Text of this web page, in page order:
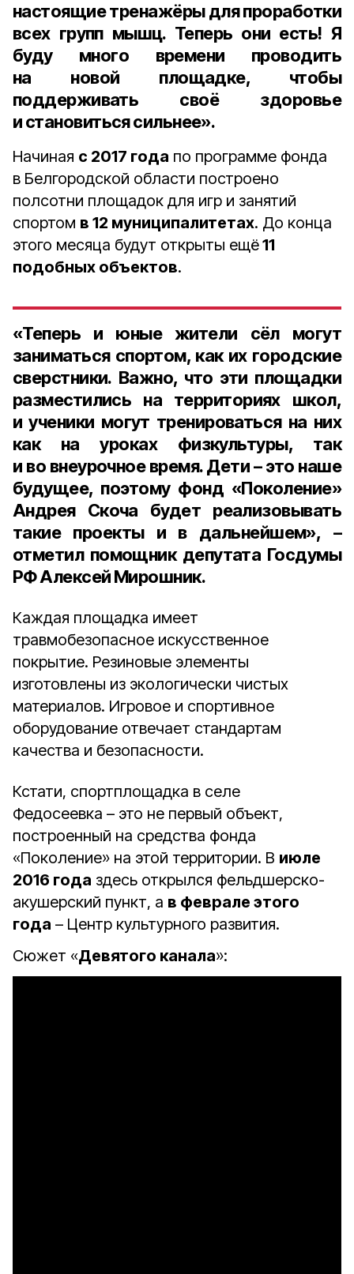
настоящие тренажёры для проработки
всех групп мышц. Теперь они есть! Я
буду много времени проводить
на новой площадке, чтобы
поддерживать своё здоровье
и становиться сильнее».
Начиная с 2017 года по программе фонда
в Белгородской области построено
полсотни площадок для игр и занятий
спортом в 12 муниципалитетах. До конца
этого месяца будут открыты ещё11
подобных объектов.
«Теперь и юные жители сёл могут
заниматься спортом, как их городские
сверстники. Важно, что эти площадки
разместились на территориях школ,
и ученики могут тренироваться на них
как на уроках физкультуры, так
и во внеурочное время. Дети – это наше
будущее, поэтому фонд «Поколение»
Андрея Скоча будет реализовывать
такие проекты и в дальнейшем», –
отметил помощник депутата Госдумы
РФ Алексей Мирошник.
Каждая площадка имеет
травмобезопасное искусственное
покрытие. Резиновые элементы
изготовлены из экологически чистых
материалов. Игровое и спортивное
оборудование отвечает стандартам
качества и безопасности.
Кстати, спортплощадка в селе
Федосеевка – это не первый объект,
построенный на средства фонда
«Поколение» на этой территории. В июле
2016 года здесь открылся фельдшерско-
акушерский пункт, а в феврале этого
года – Центр культурного развития.
Сюжет «Девятого канала»: